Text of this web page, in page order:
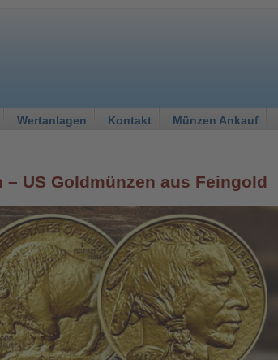
Wertanlagen Kontakt Münzen Ankauf
US Goldmünzen aus Feingold